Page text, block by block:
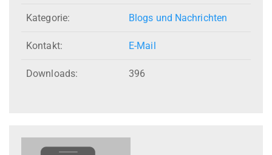
Kategorie: Blogs und Nachrichten
Kontakt: E-Mail
Downloads: 396